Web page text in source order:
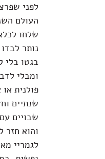
לפני
העולם
שלחו
נותר
בגטו בלי
ומבלי
פולנית
שנתיים
שבויים
והוא חזר
לגמריי